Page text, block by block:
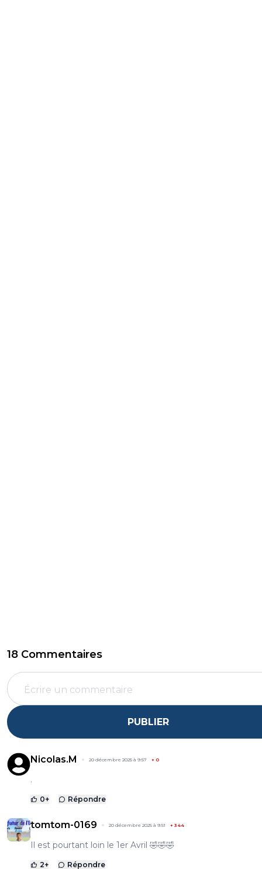
18 Commentaires
PUBLIER
Nicolas.M 20 décembre 2025 à 9:57 + 0
.
0+ Répondre
tomtom-0169 20 décembre 2025 à 9:51 + 344
Il est pourtant loin le 1er Avril 🤣🤣🤣
2+ Répondre